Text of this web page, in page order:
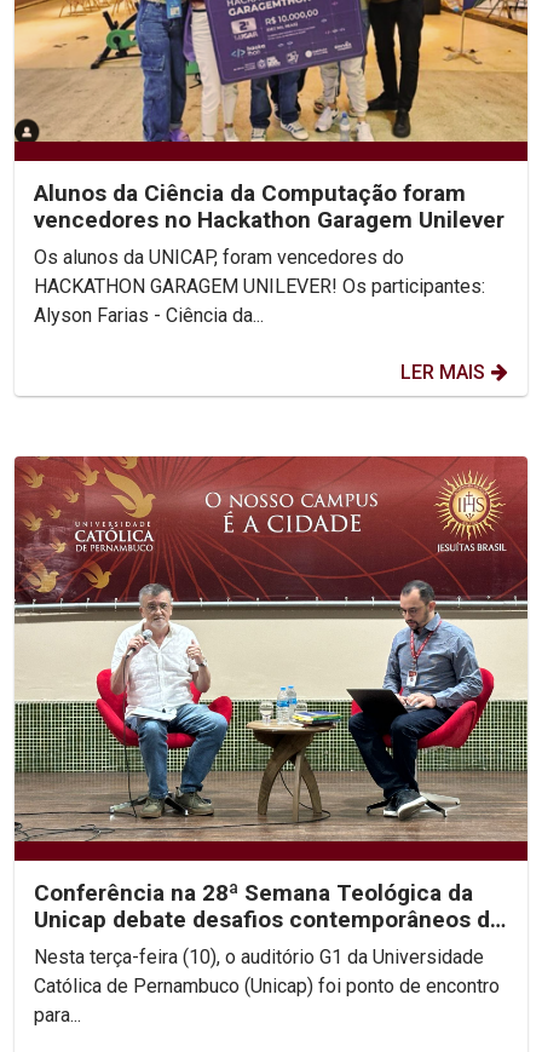
Alunos da Ciência da Computação foram
vencedores no Hackathon Garagem Unilever
Os alunos da UNICAP, foram vencedores do
HACKATHON GARAGEM UNILEVER! Os participantes:
Alyson Farias - Ciência da...
LER MAIS
Conferência na 28ª Semana Teológica da
Unicap debate desafios contemporâneos da
teologia e...
Nesta terça-feira (10), o auditório G1 da Universidade
Católica de Pernambuco (Unicap) foi ponto de encontro
para...